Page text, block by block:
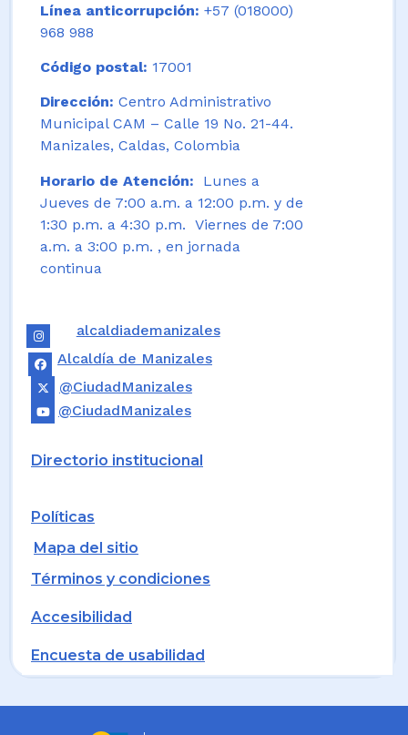
Línea anticorrupción: +57 (018000)
968 988
Código postal: 17001
Dirección: Centro Administrativo
Municipal CAM – Calle 19 No. 21-44.
Manizales, Caldas, Colombia
Horario de Atención: Lunes a
Jueves de 7:00 a.m. a 12:00 p.m. y de
1:30 p.m. a 4:30 p.m. Viernes de 7:00
a.m. a 3:00 p.m. , en jornada
continua
alcaldiademanizales
Alcaldía de Manizales
@CiudadManizales
@CiudadManizales
Directorio institucional
Políticas
Mapa del sitio
Términos y condiciones
Accesibilidad
Encuesta de usabilidad